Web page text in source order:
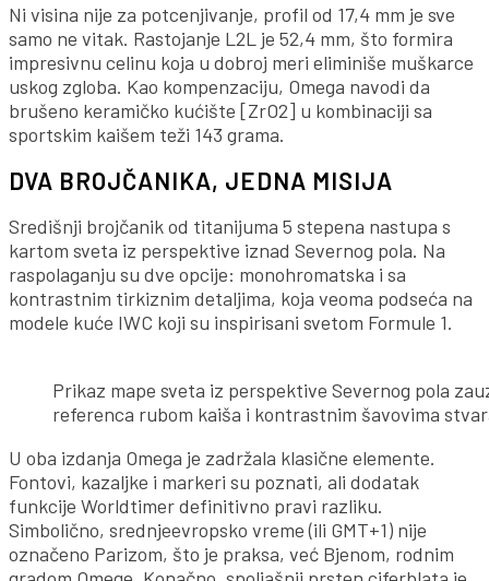
Ni visina nije za potcenjivanje, profil od 17,4 mm je sve
samo ne vitak. Rastojanje L2L je 52,4 mm, što formira
impresivnu celinu koja u dobroj meri eliminiše muškarce
uskog zgloba. Kao kompenzaciju, Omega navodi da
brušeno keramičko kućište [ZrO2] u kombinaciji sa
sportskim kaišem teži 143 grama.
DVA BROJČANIKA, JEDNA MISIJA
Središnji brojčanik od titanijuma 5 stepena nastupa s
kartom sveta iz perspektive iznad Severnog pola. Na
raspolaganju su dve opcije: monohromatska i sa
kontrastnim tirkiznim detaljima, koja veoma podseća na
modele kuće IWC koji su inspirisani svetom Formule 1.
Prikaz mape sveta iz perspektive Severnog pola
referenca rubom kaiša i kontrastnim šavovima
U oba izdanja Omega je zadržala klasične elemente.
Fontovi, kazaljke i markeri su poznati, ali dodatak
funkcije Worldtimer definitivno pravi razliku.
Simbolično, srednjeevropsko vreme (ili GMT+1) nije
označeno Parizom, što je praksa, već Bjenom, rodnim